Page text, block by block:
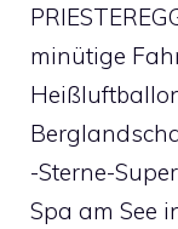
minütige
-Sterne-
Spa am See